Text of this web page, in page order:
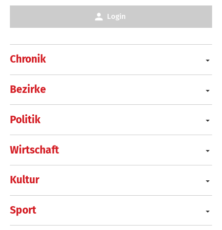
Chronik
Bezirke
Politik
Wirtschaft
Kultur
Sport
Login